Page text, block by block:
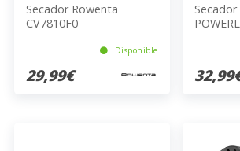
Secador Rowenta
CV7810F0
Disponible
29,99€